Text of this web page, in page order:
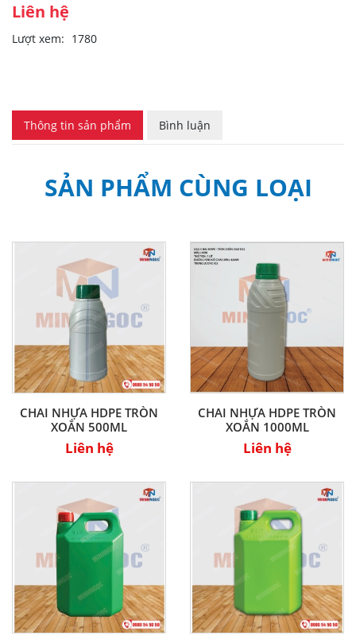
Liên hệ
Lượt xem: 1780
Thông tin sản phẩm Bình luận
SẢN PHẨM CÙNG LOẠI
CHAI NHỰA HDPE TRÒN
XOẮN 500ML
Liên hệ
CHAI NHỰA HDPE TRÒN
XOẮN 1000ML
Liên hệ